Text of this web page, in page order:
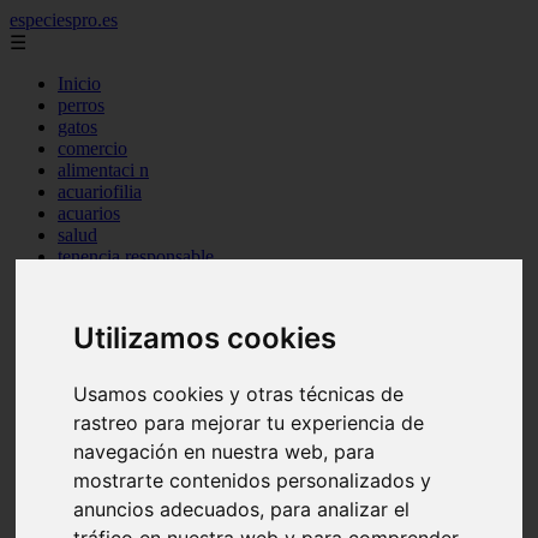
Utilizamos cookies
Usamos cookies y otras técnicas de
rastreo para mejorar tu experiencia de
navegación en nuestra web, para
mostrarte contenidos personalizados y
anuncios adecuados, para analizar el
especiespro.es
☰
Inicio
perros
gatos
comercio
alimentaci n
acuariofilia
acuarios
salud
tenencia responsable
marketing
peque os mam feros
verano
legislaci n
peluquer a
accesorios
peluquer a canina
complementos